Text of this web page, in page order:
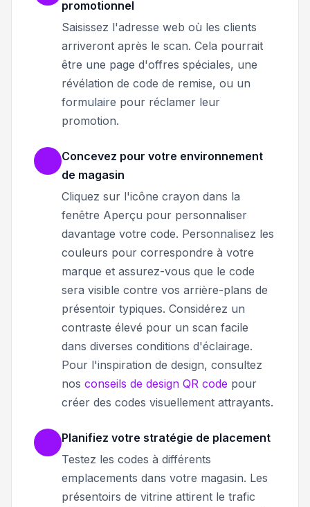
promotionnel
Saisissez l'adresse web où les clients
arriveront après le scan. Cela pourrait
être une page d'offres spéciales, une
révélation de code de remise, ou un
formulaire pour réclamer leur
promotion.
Concevez pour votre environnement
de magasin
Cliquez sur l'icône crayon dans la
fenêtre Aperçu pour personnaliser
davantage votre code. Personnalisez les
couleurs pour correspondre à votre
marque et assurez-vous que le code
sera visible contre vos arrière-plans de
présentoir typiques. Considérez un
contraste élevé pour un scan facile
dans diverses conditions d'éclairage.
Pour l'inspiration de design, consultez
nos conseils de design QR code pour
créer des codes visuellement attrayants.
Planifiez votre stratégie de placement
Testez les codes à différents
emplacements dans votre magasin. Les
présentoirs de vitrine attirent le trafic